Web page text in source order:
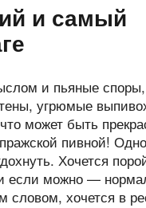
и самый
и пьяные споры,
угрюмые
может быть
пивной!
Хочется
если можно —
словом, хочется в